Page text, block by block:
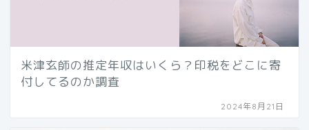
米津玄師の推定年収はいくら？印税をどこに寄
付してるのか調査
2024年8月21日